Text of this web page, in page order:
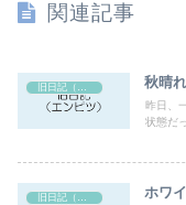
関連記事
旧日記（エンピツ） 秋晴れ
昨日、
状態だ
旧日記（エンピツ） ホワ